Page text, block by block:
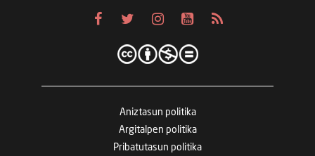
Aniztasun politika
Argitalpen politika
Pribatutasun politika